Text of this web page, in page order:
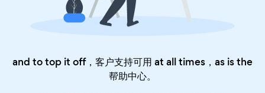
and to top it off，客户支持可用 at all times，as is the
帮助中心。